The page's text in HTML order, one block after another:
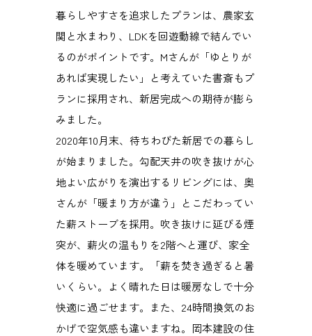
暮らしやすさを追求したプランは、農家玄
関と水まわり、LDKを回遊動線で結んでい
るのがポイントです。Mさんが「ゆとりが
あれば実現したい」と考えていた書斎もプ
ランに採用され、新居完成への期待が膨ら
みました。
2020年10月末、待ちわびた新居での暮らし
が始まりました。勾配天井の吹き抜けが心
地よい広がりを演出するリビングには、奥
さんが「暖まり方が違う」とこだわってい
た薪ストーブを採用。吹き抜けに延びる煙
突が、薪火の温もりを2階へと運び、家全
体を暖めています。「薪を焚き過ぎると暑
いくらい。よく晴れた日は暖房なしで十分
快適に過ごせます。また、24時間換気のお
かげで空気感も違いますね。岡本建設の住